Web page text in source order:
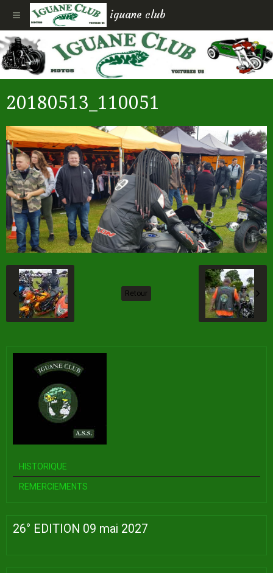
iguane club
20180513_110051
Retour
HISTORIQUE
REMERCIEMENTS
26° EDITION 09 mai 2027